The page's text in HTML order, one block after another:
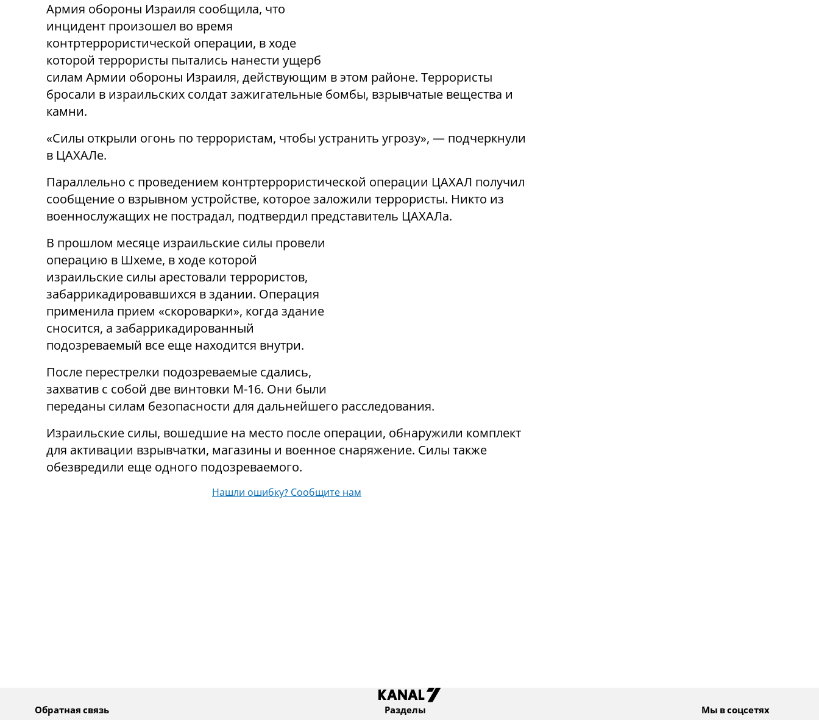
Армия обороны Израиля сообщила, что
инцидент произошел во время
контртеррористической операции, в ходе
которой террористы пытались нанести ущерб
силам Армии обороны Израиля, действующим в этом районе. Террористы
бросали в израильских солдат зажигательные бомбы, взрывчатые вещества и
камни.
«Силы открыли огонь по террористам, чтобы устранить угрозу», — подчеркнули
в ЦАХАЛе.
Параллельно с проведением контртеррористической операции ЦАХАЛ получил
сообщение о взрывном устройстве, которое заложили террористы. Никто из
военнослужащих не пострадал, подтвердил представитель ЦАХАЛа.
В прошлом месяце израильские силы провели
операцию в Шхеме, в ходе которой
израильские силы арестовали террористов,
забаррикадировавшихся в здании. Операция
применила прием «скороварки», когда здание
сносится, а забаррикадированный
подозреваемый все еще находится внутри.
После перестрелки подозреваемые сдались,
захватив с собой две винтовки М-16. Они были
переданы силам безопасности для дальнейшего расследования.
Израильские силы, вошедшие на место после операции, обнаружили комплект
для активации взрывчатки, магазины и военное снаряжение. Силы также
обезвредили еще одного подозреваемого.
Нашли ошибку? Сообщите нам
Обратная связь Разделы Мы в соцсетях